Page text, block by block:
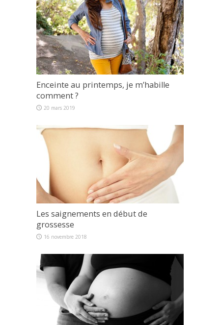
Enceinte au printemps, je m’habille
comment ?
20 mars 2019
Les saignements en début de
grossesse
16 novembre 2018